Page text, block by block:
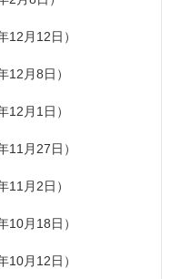
12月12日）
12月8日）
12月1日）
11月27日）
11月2日）
10月18日）
10月12日）